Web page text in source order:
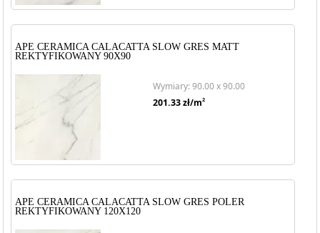
APE CERAMICA CALACATTA SLOW GRES MATT
REKTYFIKOWANY 90X90
Wymiary: 90.00 x 90.00
201.33zł/m2
APE CERAMICA CALACATTA SLOW GRES POLER
REKTYFIKOWANY 120X120